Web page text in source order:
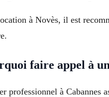
à Novès, il est
faire appel à
professionnel à Cabannes